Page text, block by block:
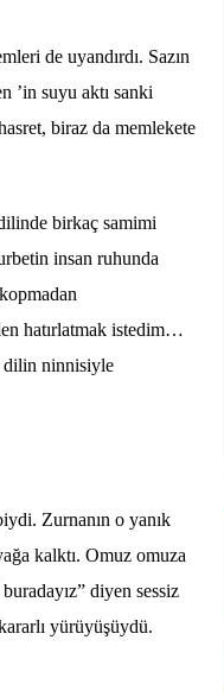
de uyandırdı. Sazın
’in suyu aktı sanki
biraz da memlekete
birkaç samimi
insan ruhunda
hatırlatmak istedim…
dilin ninnisiyle
Zurnanın o yanık
kalktı. Omuz omuza
diyen sessiz
yürüyüşüydü.